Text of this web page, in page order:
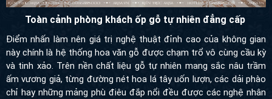
Điểm nhấn làm nên giá trị nghệ thuật đỉnh cao của không gian
này chính là hệ thống hoa văn gỗ được chạm trổ vô cùng cầu kỳ
và tinh xảo. Trên nền chất liệu gỗ tự nhiên mang sắc nâu trầm
ấm vương giả, từng đường nét hoa lá tây uốn lượn, các dải phào
chỉ hay những mảng phù điêu đắp nổi đều được các nghệ nhân
khắc họa tỉ mỉ, trải dài xuyên suốt từ các diện tường, hệ cột trụ
Corinthian bề thế cho đến vòm trần thông tầng hoành tráng.